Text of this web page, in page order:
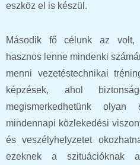
eszköz el is készül.
Második fő célunk az volt,
hasznos lenne mindenki
menni vezetéstechnikai
képzések, ahol
megismerkedhetünk
mindennapi közlekedési
és veszélyhelyzetet
ezeknek a szituációknak